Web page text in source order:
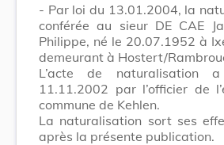
- Par loi du 13.01.2004, la
conférée au sieur DE CAE
Philippe, né le 20.07.1952 à
demeurant à Hostert/
L’acte de naturalisation
11.11.2002 par l’officier de
commune de Kehlen.
La naturalisation sort ses
après la présente publication.